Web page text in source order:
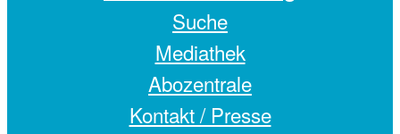
Suche
Mediathek
Abozentrale
Kontakt / Presse